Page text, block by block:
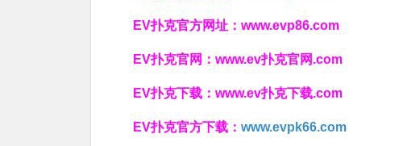
EV扑克官方网址： www.evp86.com
EV扑克官网： www.ev扑克官网.com
EV扑克下载： www.ev扑克下载.com
EV扑克官方下载： www.evpk66.com